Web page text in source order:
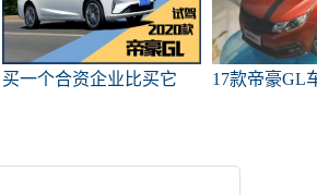
买一个合资企业比买它
的帝豪GL
17款帝豪GL